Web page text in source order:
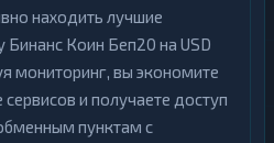
находить лучшие
Коин Беп20 на USD
мониторинг, вы экономите
и получаете доступ
пунктам с